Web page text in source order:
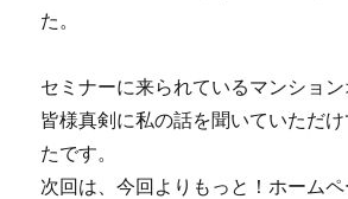
た。
セミナーに来られているマンション
皆様真剣に私の話を聞いていただ
たです。
次回は、今回よりもっと！ホーム